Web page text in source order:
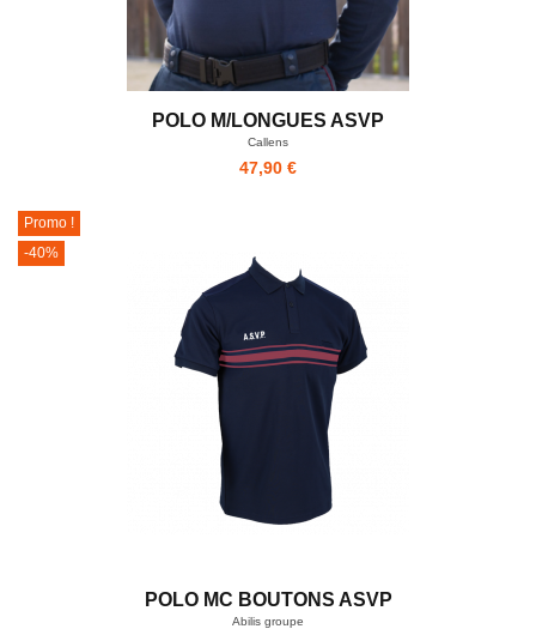
POLO M/LONGUES ASVP
Callens
47,90 €
Promo !
-40%
POLO MC BOUTONS ASVP
Abilis groupe